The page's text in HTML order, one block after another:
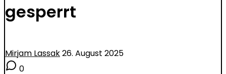
gesperrt
Mirjam Lassak26. August 2025
0